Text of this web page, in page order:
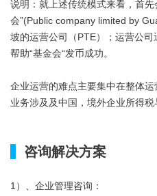
说明：就上述传统模式来看，首
会”(Public company limited by
坡的运营公司（PTE）；运营公
帮助“基金会“发币成功。
企业运营的难点主要集中在整体
业务涉及及中国，境外企业所得
咨询解决方案
1）、企业管理咨询：